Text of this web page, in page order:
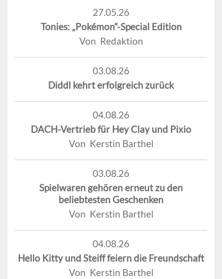
27.05.26
Tonies: „Pokémon“-Special Edition
Von Redaktion
03.08.26
Diddl kehrt erfolgreich zurück
04.08.26
DACH-Vertrieb für Hey Clay und Pixio
Von Kerstin Barthel
03.08.26
Spielwaren gehören erneut zu den
beliebtesten Geschenken
Von Kerstin Barthel
04.08.26
Hello Kitty und Steiff feiern die Freundschaft
Von Kerstin Barthel